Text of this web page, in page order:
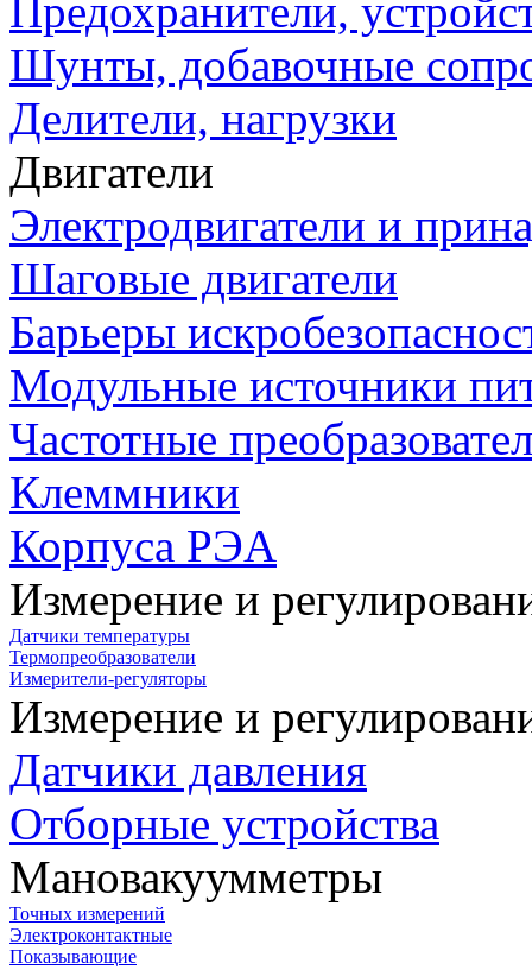
Предохранители,
Шунты, добавочные
Делители, нагрузки
Двигатели
Электродвигатели и
Шаговые двигатели
Барьеры
Модульные источники
Частотные
Клеммники
Корпуса РЭА
Измерение и
Датчики температуры
Термопреобразователи
Измерители-регуляторы
Измерение и
Датчики давления
Отборные устройства
Мановакуумметры
Точных измерений
Электроконтактные
Показывающие